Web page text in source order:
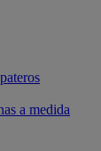
a medida